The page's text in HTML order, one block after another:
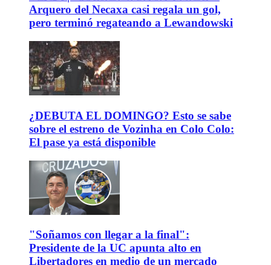
Arquero del Necaxa casi regala un gol,
pero terminó regateando a Lewandowski
¿DEBUTA EL DOMINGO? Esto se sabe
sobre el estreno de Vozinha en Colo Colo:
El pase ya está disponible
"Soñamos con llegar a la final":
Presidente de la UC apunta alto en
Libertadores en medio de un mercado